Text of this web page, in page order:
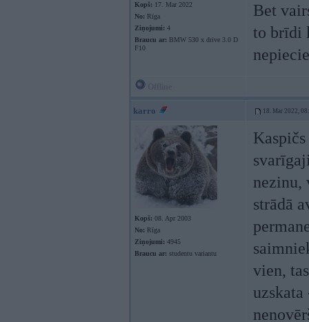
Kopš: 17. Mar 2022
No: Rīga
Ziņojumi: 4
Braucu ar: BMW 530 x drive 3.0 D
F10
Bet
to brīdi
karro 18. Mar 2022,
Kopš: 08. Apr 2003
No: Rīga
Ziņojumi: 4945
Braucu ar: studentu variantu
nezinu,
strādā
vien,